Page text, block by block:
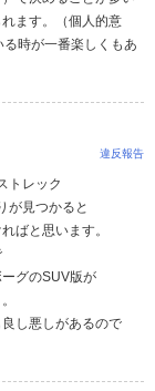
ます。（個人的意
時が一番楽しくもあ
違反報告
トレック
が見つかると
ばと思います。
グのSUV版が
し悪しがあるので